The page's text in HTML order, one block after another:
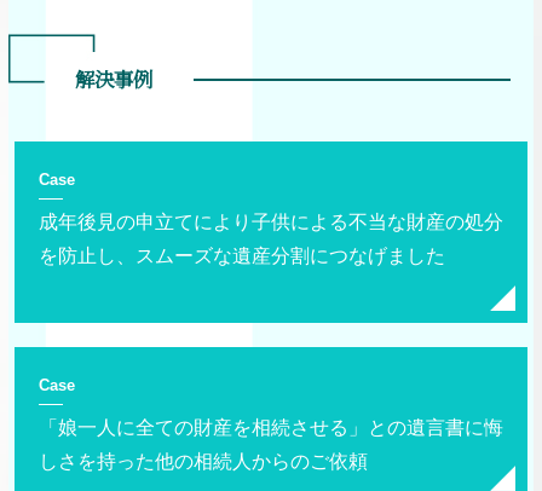
解決事例
Case
成年後見の申立てにより子供による不当な財産の処分
を防止し、スムーズな遺産分割につなげました
Case
「娘一人に全ての財産を相続させる」との遺言書に悔
しさを持った他の相続人からのご依頼